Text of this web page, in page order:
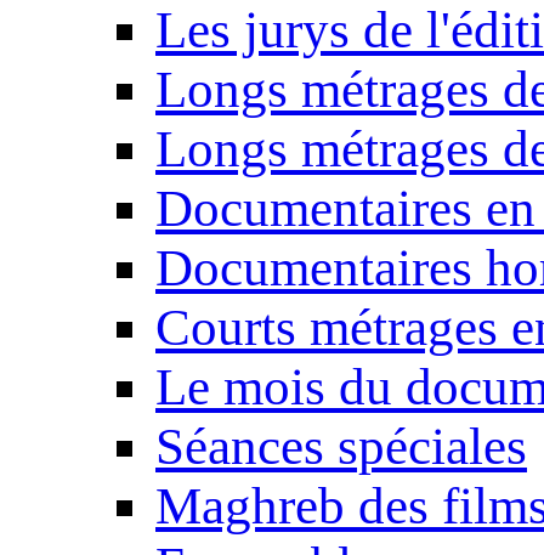
Les jurys de
Longs métrages
Longs métrages
Documentaires
Documentaires
Courts métrages
Le mois du
Séances spéciales
Maghreb des